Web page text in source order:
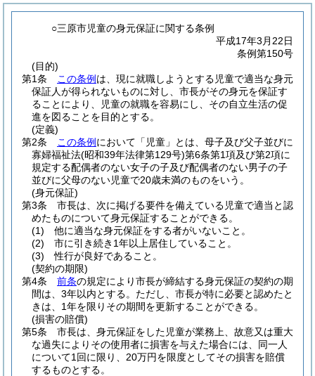
○三原市児童の身元保証に関する条例
平成17年3月22日
条例第150号
(目的)
第1条
この条例 は、現に就職しようとする児童で適当な身元
保証人が得られないものに対し、市長がその身元を保証す
ることにより、児童の就職を容易にし、その自立生活の促
進を図ることを目的とする。
(定義)
第2条
この条例 において「児童」とは、母子及び父子並びに
寡婦福祉法(昭和39年法律第129号)第6条第1項及び第2項に
規定する配偶者のない女子の子及び配偶者のない男子の子
並びに父母のない児童で20歳未満のものをいう。
(身元保証)
第3条
市長は、次に掲げる要件を備えている児童で適当と認
めたものについて身元保証することができる。
(1)
他に適当な身元保証をする者がいないこと。
(2)
市に引き続き1年以上居住していること。
(3)
性行が良好であること。
(契約の期限)
第4条
前条の規定により市長が締結する身元保証の契約の期
間は、3年以内とする。 ただし、市長が特に必要と認めたと
きは、1年を限りその期間を更新することができる。
(損害の賠償)
第5条
市長は、身元保証をした児童が業務上、故意又は重大
な過失によりその使用者に損害を与えた場合には、同一人
について1回に限り、20万円を限度としてその損害を賠償
するものとする。